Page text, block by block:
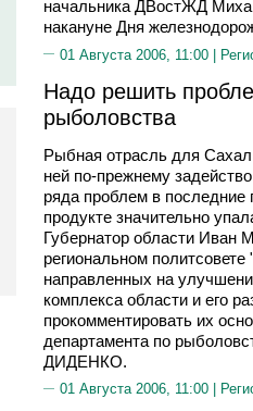
начальника ДВостЖД
накануне Дня
01 Августа 2006, 11:00 |
Надо решить
рыболовства
Рыбная отрасль для
ней по-прежнему
ряда проблем в последние
продукте значительно
Губернатор области
региональном
направленных на
комплекса области и его
прокомментировать их
департамента по
ДИДЕНКО.
01 Августа 2006, 11:00 |